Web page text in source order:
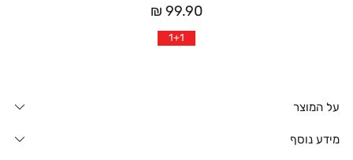
מחיר
אחרי
הנחה
99.90 ₪
1+1
על המוצר
מידע נוסף